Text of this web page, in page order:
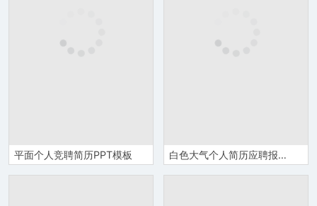
平面个人竞聘简历PPT模板 白色大气个人简历应聘报告PPT模板